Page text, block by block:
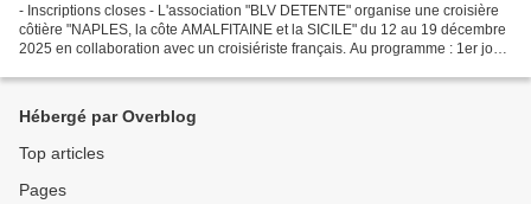
- Inscriptions closes - L'association "BLV DETENTE" organise une croisière
côtière "NAPLES, la côte AMALFITAINE et la SICILE" du 12 au 19 décembre
2025 en collaboration avec un croisiériste français. Au programme : 1er jour
Hébergé par Overblog
Top articles
Pages